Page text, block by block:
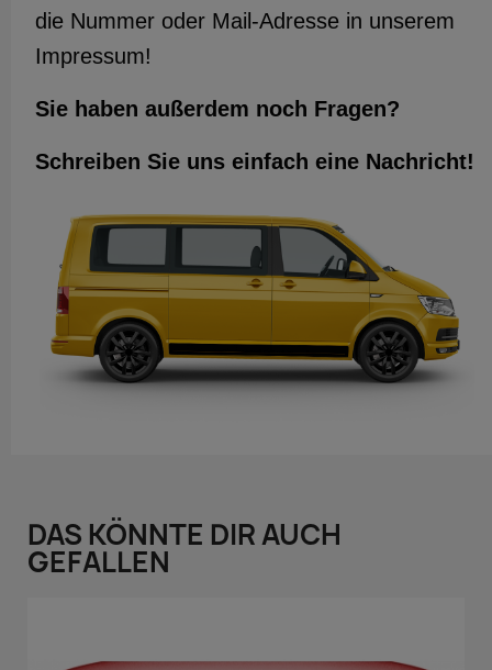
die Nummer oder Mail-Adresse in unserem
Impressum!
Sie haben außerdem noch Fragen?
Schreiben Sie uns einfach eine Nachricht!
DAS KÖNNTE DIR AUCH
GEFALLEN